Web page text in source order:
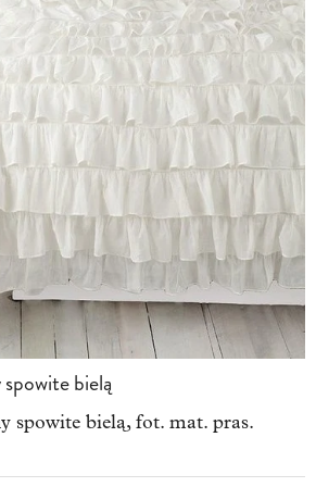
spowite bielą
spowite bielą, fot. mat. pras.